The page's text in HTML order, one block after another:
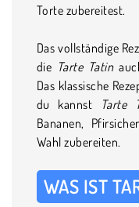
Torte zubereitest.
Das vollständige
die Tarte Tatin
Das klassische
du kannst
Tarte
Bananen,
Wahl zubereiten.
WAS IST